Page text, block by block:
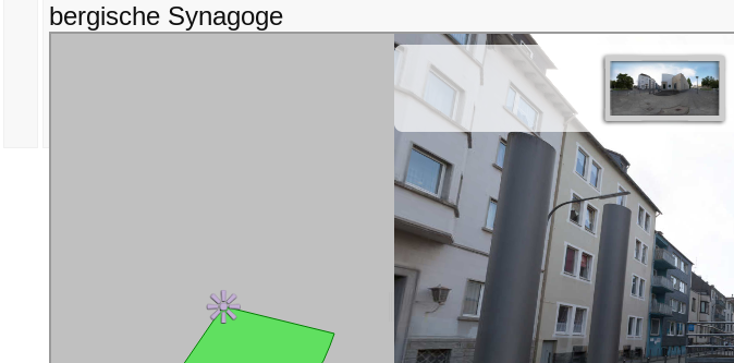
bergische Synagoge